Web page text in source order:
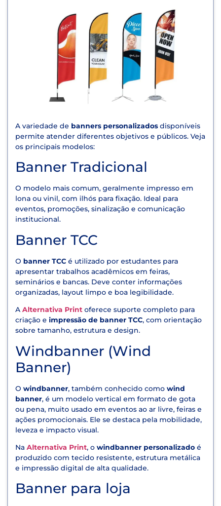
A variedade de banners personalizados disponíveis
permite atender diferentes objetivos e públicos. Veja
os principais modelos:
Banner Tradicional
O modelo mais comum, geralmente impresso em
lona ou vinil, com ilhós para fixação. Ideal para
eventos, promoções, sinalização e comunicação
institucional.
Banner TCC
O banner TCC é utilizado por estudantes para
apresentar trabalhos acadêmicos em feiras,
seminários e bancas. Deve conter informações
organizadas, layout limpo e boa legibilidade.
A Alternativa Print oferece suporte completo para
criação e impressão de banner TCC, com orientação
sobre tamanho, estrutura e design.
Windbanner (Wind
Banner)
O windbanner, também conhecido como wind
banner, é um modelo vertical em formato de gota
ou pena, muito usado em eventos ao ar livre, feiras e
ações promocionais. Ele se destaca pela mobilidade,
leveza e impacto visual.
Na Alternativa Print, o windbanner personalizado é
produzido com tecido resistente, estrutura metálica
e impressão digital de alta qualidade.
Banner para loja